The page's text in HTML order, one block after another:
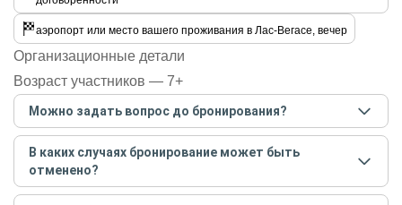
аэропорт или место вашего проживания в Лас-Вегасе, вечер
Организационные детали
Возраст участников — 7+
Можно задать вопрос до бронирования?
Достаточно перейти по ссылке «Задать вопрос» и
написать гиду. Платить при этом не нужно. Сначала
согласуйте с гидом интересующие вас вопросы и после
этого бронируйте экскурсию.Задать вопрос.
В каких случаях бронирование может быть
отменено?
Только в случае неблагоприятных погодных условий,